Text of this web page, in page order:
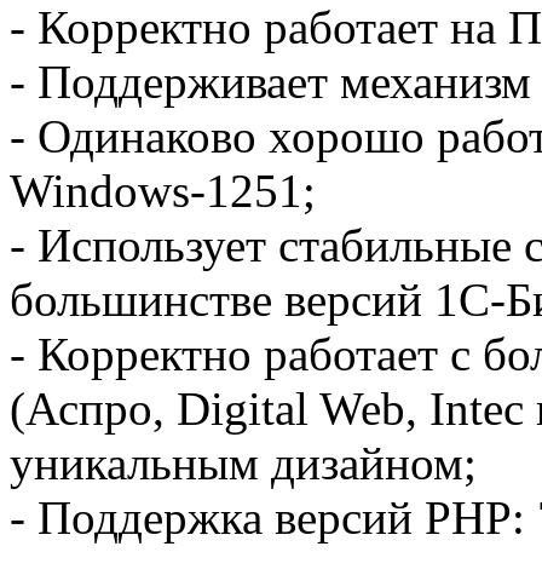
- Корректно работает на
- Поддерживает
- Одинаково хорошо
Windows-1251;
- Использует стабильные
большинстве версий 1С-
- Корректно работает с
(Аспро, Digital Web, Intec
уникальным дизайном;
- Поддержка версий PHP: